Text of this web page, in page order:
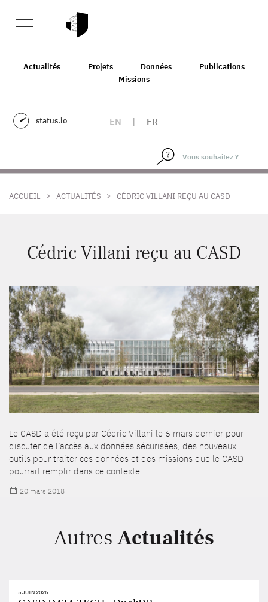
Actualités Projets Données
Publications
Missions
status.io EN | FR
ACCUEIL > ACTUALITÉS > CÉDRIC VILLANI REÇU AU CASD
Cédric Villani reçu au CASD
Le CASD a été reçu par Cédric Villani le 6 mars dernier pour
discuter de l’accès aux données sécurisées, des nouveaux
outils pour traiter ces données et des missions que le CASD
pourrait remplir dans ce contexte.
Publié
20 mars 2018
Autres Actualités
5 JUIN 2026